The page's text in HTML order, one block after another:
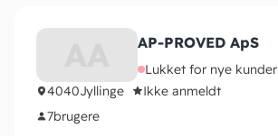
AP-PROVED ApS
Lukket for nye kunder
4040Jyllinge
Ikke anmeldt
7brugere